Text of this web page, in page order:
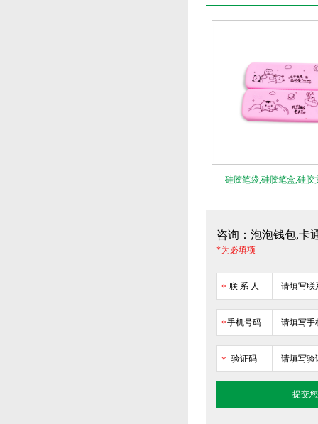
硅胶笔袋,硅胶笔盒,硅胶
咨询：泡泡钱包,卡
* 为必填项
* 联 系 人
*手机号码
* 验证码